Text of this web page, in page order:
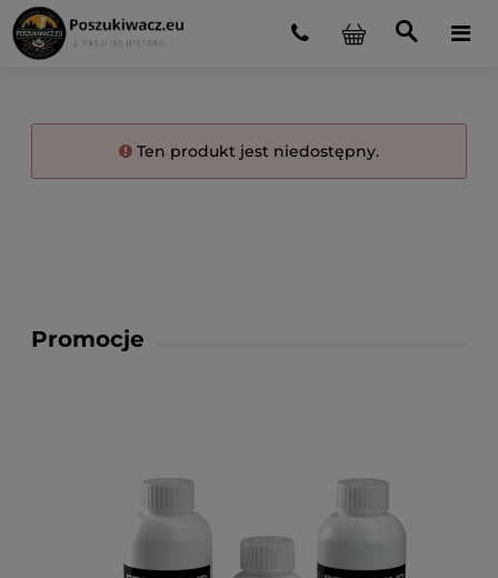
Ten produkt jest niedostępny.
Promocje